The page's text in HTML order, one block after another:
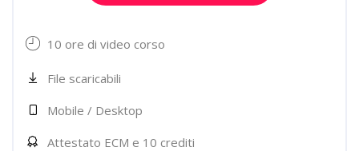
10 ore di video corso
File scaricabili
Mobile / Desktop
Attestato ECM e 10 crediti